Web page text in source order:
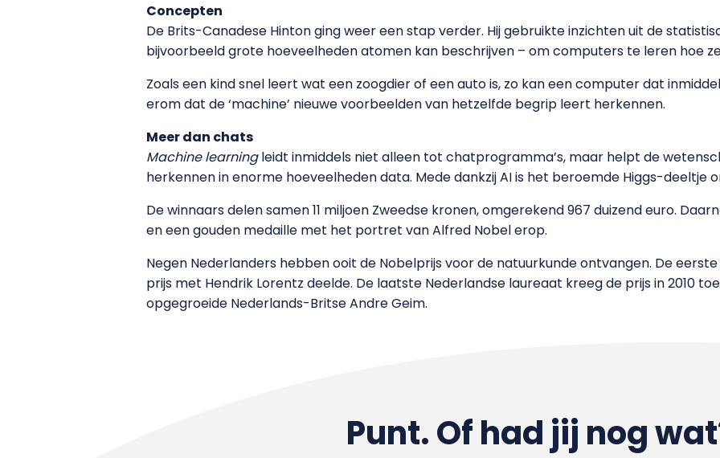
Concepten
De Brits-Canadese Hinton ging weer een stap verder. Hij gebruikte inzichten uit de
bijvoorbeeld grote hoeveelheden atomen kan beschrijven – om computers te leren hoe
Zoals een kind snel leert wat een zoogdier of een auto is, zo kan een computer dat
erom dat de ‘machine’ nieuwe voorbeelden van hetzelfde begrip leert herkennen.
Meer dan chats
Machine learningleidt inmiddels niet alleen tot chatprogramma’s, maar helpt de
herkennen in enorme hoeveelheden data. Mede dankzij AI is het beroemde Higgs-deeltje
De winnaars delen samen 11 miljoen Zweedse kronen, omgerekend 967 duizend euro.
en een gouden medaille met het portret van Alfred Nobel erop.
Negen Nederlanders hebben ooit de Nobelprijs voor de natuurkunde ontvangen. De eerste
prijs met Hendrik Lorentz deelde. De laatste Nederlandse laureaat kreeg de prijs in 2010
opgegroeide Nederlands-Britse Andre Geim.
Punt. Of had jij nog